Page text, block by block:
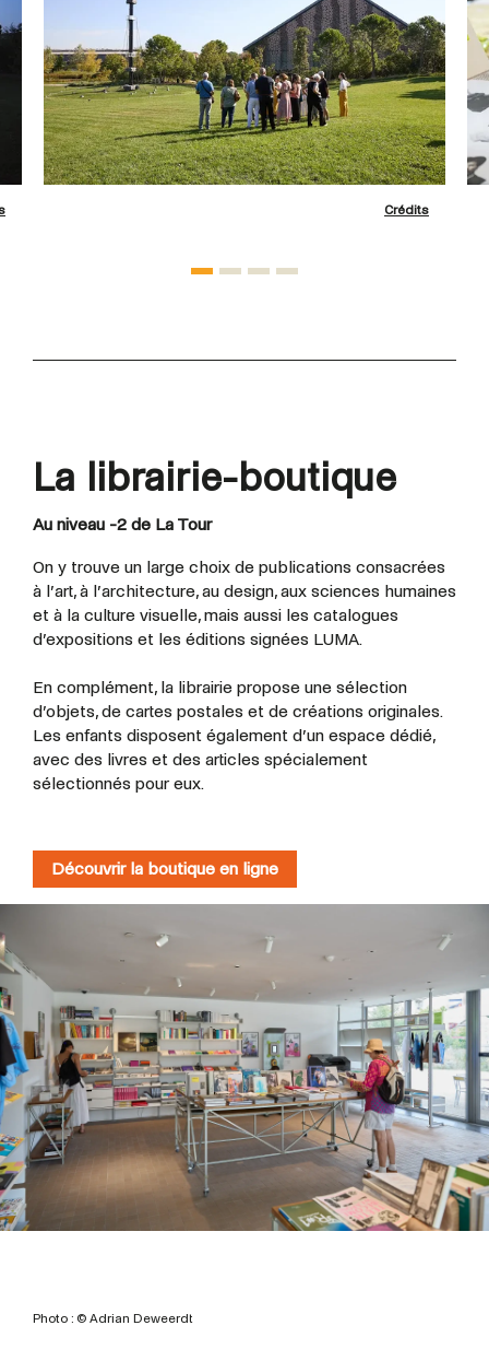
Crédits
La librairie-boutique
Au niveau -2 de La Tour
On y trouve un large choix de publications consacrées
à l’art, à l’architecture, au design, aux sciences humaines
et à la culture visuelle, mais aussi les catalogues
d’expositions et les éditions signées LUMA.
En complément, la librairie propose une sélection
d’objets, de cartes postales et de créations originales.
Les enfants disposent également d’un espace dédié,
avec des livres et des articles spécialement
sélectionnés pour eux.
Découvrir la boutique en ligne
Photo : © Adrian Deweerdt